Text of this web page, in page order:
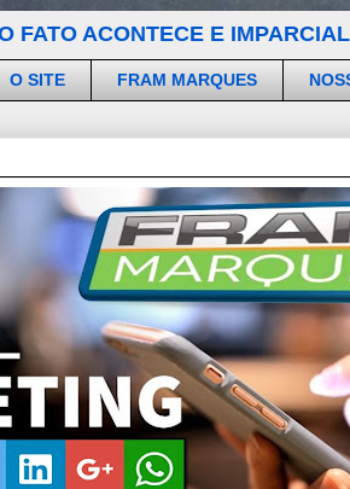
FATO ACONTECE E
O SITE FRAM MARQUES